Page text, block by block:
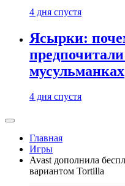
4 дня спустя
Ясырки:
мусульманках
4 дня спустя
Главная
Игры
Avast дополнила
вариантом Tortilla